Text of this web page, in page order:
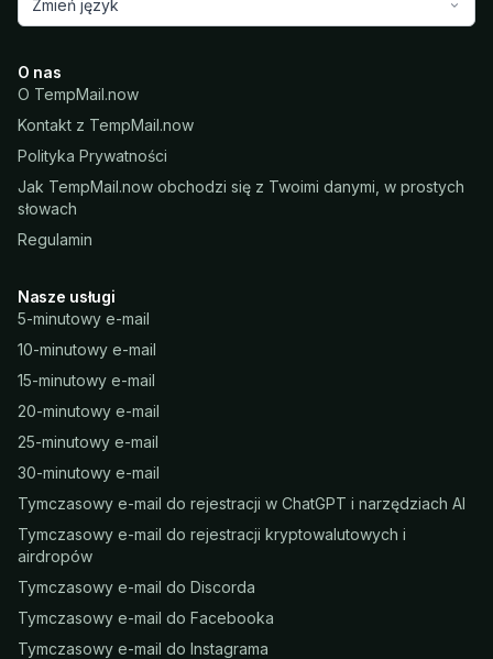
Zmień język
O nas
O TempMail.now
Kontakt z TempMail.now
Polityka Prywatności
Jak TempMail.now obchodzi się z Twoimi danymi, w prostych
słowach
Regulamin
Nasze usługi
5-minutowy e-mail
10-minutowy e-mail
15-minutowy e-mail
20-minutowy e-mail
25-minutowy e-mail
30-minutowy e-mail
Tymczasowy e-mail do rejestracji w ChatGPT i narzędziach AI
Tymczasowy e-mail do rejestracji kryptowalutowych i
airdropów
Tymczasowy e-mail do Discorda
Tymczasowy e-mail do Facebooka
Tymczasowy e-mail do Instagrama